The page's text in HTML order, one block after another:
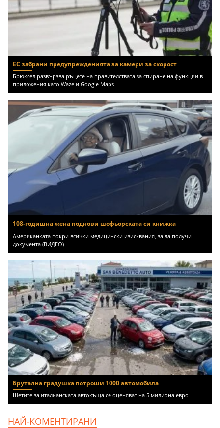
ЕС забрани предупрежденията за камери за скорост
Брюксел развързва ръцете на правителствата за спиране на функции в
приложения като Waze и Google Maps
108-годишна жена поднови шофьорската си книжка
Американката покри всички медицински изисквания, за да получи
документа (ВИДЕО)
Брутална градушка потроши 1000 автомобила
Щетите за италианската автокъща се оценяват на 5 милиона евро
НАЙ-КОМЕНТИРАНИ